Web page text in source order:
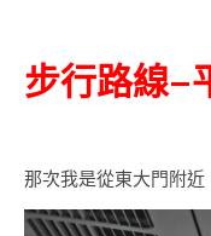
步行路線–
那次我是從東大門附